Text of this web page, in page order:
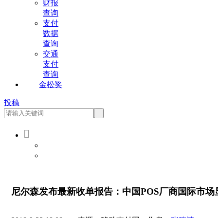
财报
查询
支付
数据
查询
交通
支付
查询
金松奖
投稿

尼尔森发布最新收单报告：中国POS厂商国际市场